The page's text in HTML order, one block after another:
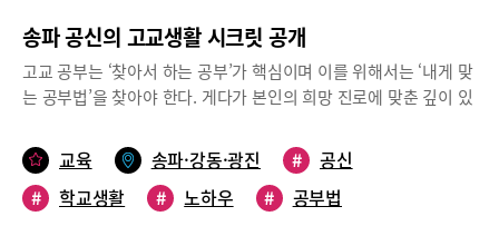
러분을 괴롭힐 것입니다. 그렇다면 어떻게 준비해야 할까요? 첫째,
수업을 열심히 들어야 합니다. 선생님이 따로 판서로 써주시는 내용
은 과목별로 노트를 준비해 필기하고, 시험 기간에는 그 부분을 중
심으로 공부하세요. 둘째, ‘교과서와 프린트 N회독’은 기본 중의 기
전부터는 시작해야 합니다. 선행보다는 내신 기간에 얼마나 집중해
서 공부하는지가 더 중요하고, 집중해서 노력한다면 역전할 수 있습
니다.② 월별 스케줄 관리, 계획 수립고1 첫 내신 시험, 중간고사와
송파 공신의 고교생활 시크릿 공개
고교 공부는 ‘찾아서 하는 공부’가 핵심이며 이를 위해서는 ‘내게 맞
는 공부법’을 찾아야 한다. 게다가 본인의 희망 진로에 맞춘 깊이 있
‘공부와 진로 활동’ 두 마리 토끼를 모두 잡은 송파 공신들의 노하우
를 분석하고 벤치마킹하면 어떨까?예비고1을 위한 고교 공부법 노
하우 공개합니다운동 포기하고 기초학습부터 시작해 최상위권 성
교육 송파·강동·광진 #
공신
#
학교생활 # 노하우 #
공부법